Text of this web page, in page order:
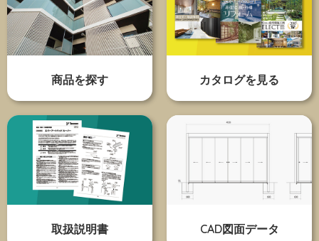
商品を探す カタログを見る
取扱説明書 CAD図面データ